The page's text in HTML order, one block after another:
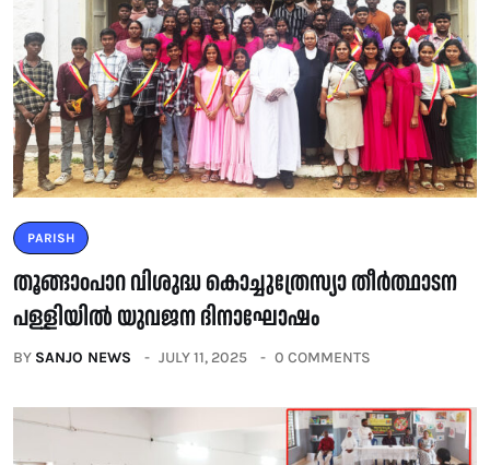
PARISH
തൂങ്ങാoപാറ വിശുദ്ധ കൊച്ചുത്രേസ്യാ തീർത്ഥാടന
പള്ളിയിൽ യുവജന ദിനാഘോഷം
BY SANJO NEWS JULY 11, 2025 0 COMMENTS